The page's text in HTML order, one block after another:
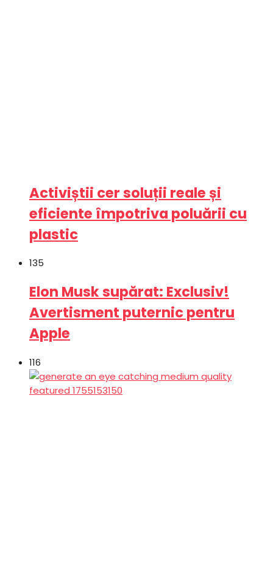
Activiștii cer soluții reale și
eficiente împotriva poluării cu
plastic
135
Elon Musk supărat: Exclusiv!
Avertisment puternic pentru
Apple
116